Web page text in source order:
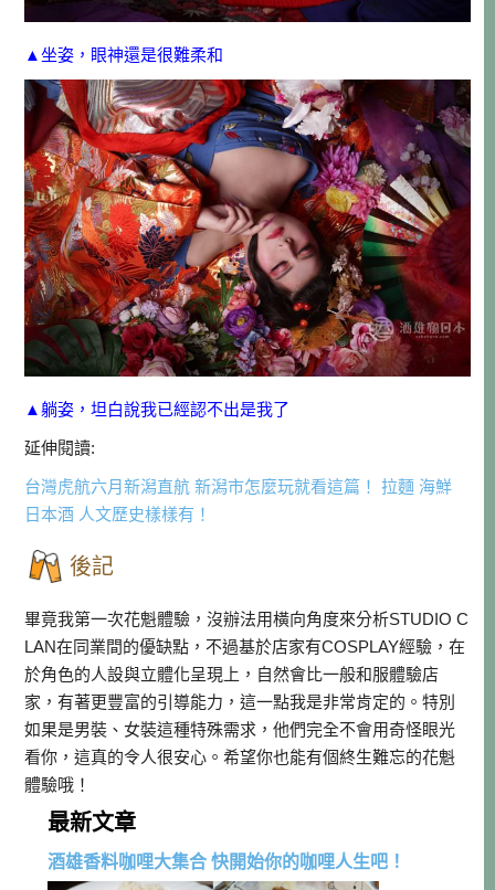
▲坐姿，眼神還是很難柔和
▲躺姿，坦白說我已經認不出是我了
延伸閱讀:
台灣虎航六月新潟直航 新潟市怎麼玩就看這篇！ 拉麵 海鮮
日本酒 人文歷史樣樣有！
後記
畢竟我第一次花魁體驗，沒辦法用橫向角度來分析STUDIO C
LAN在同業間的優缺點，不過基於店家有COSPLAY經驗，在
於角色的人設與立體化呈現上，自然會比一般和服體驗店
家，有著更豐富的引導能力，這一點我是非常肯定的。特別
如果是男裝、女裝這種特殊需求，他們完全不會用奇怪眼光
看你，這真的令人很安心。希望你也能有個終生難忘的花魁
體驗哦！
最新文章
酒雄香料咖哩大集合 快開始你的咖哩人生吧！